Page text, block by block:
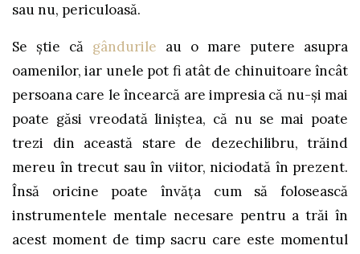
sau nu, periculoasă.
Se știe că gândurile au o mare putere asupra
oamenilor, iar unele pot fi atât de chinuitoare încât
persoana care le încearcă are impresia că nu-și mai
poate găsi vreodată liniștea, că nu se mai poate
trezi din această stare de dezechilibru, trăind
mereu în trecut sau în viitor, niciodată în prezent.
Însă oricine poate învăța cum să folosească
instrumentele mentale necesare pentru a trăi în
acest moment de timp sacru care este momentul